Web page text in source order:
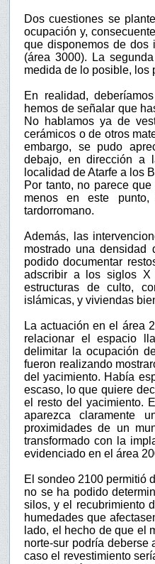
Dos cuestiones se
ocupación y,
que disponemos de dos
(área 3000). La
medida de lo posible, los
En realidad,
hemos de señalar que
No hablamos ya de
cerámicos o de otros
embargo, se pudo
debajo, en dirección a
localidad de Atarfe a los
Por tanto, no parece
menos en este
tardorromano.
Además, las
mostrado una densidad
podido documentar
adscribir a los siglos X
estructuras de culto,
islámicas, y viviendas
La actuación en el área
relacionar el espacio
delimitar la ocupación
fueron realizando
del yacimiento. Había
escaso, lo que quiere
el resto del yacimiento.
aparezca claramente
proximidades de un
transformado con la
evidenciado en el área
El sondeo 2100 permitió
no se ha podido
silos, y el recubrimiento
humedades que
lado, el hecho de que el
norte-sur podría deberse
caso el revestimiento